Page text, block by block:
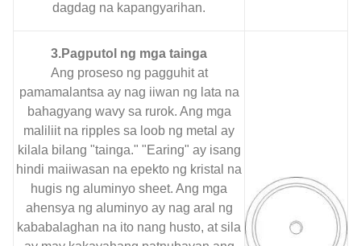
dagdag na kapangyarihan.
3.Pagputol ng mga tainga
Ang proseso ng pagguhit at
pamamalantsa ay nag iiwan ng lata na
bahagyang wavy sa rurok. Ang mga
maliliit na ripples sa loob ng metal ay
kilala bilang "tainga." "Earing" ay isang
hindi maiiwasan na epekto ng kristal na
hugis ng aluminyo sheet. Ang mga
ahensya ng aluminyo ay nag aral ng
kababalaghan na ito nang husto, at sila